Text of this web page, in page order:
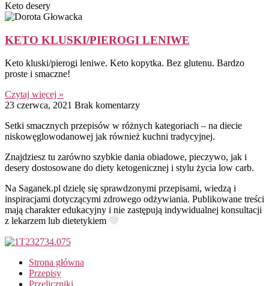
Keto desery
KETO KLUSKI/PIEROGI LENIWE
Keto kluski/pierogi leniwe. Keto kopytka. Bez glutenu. Bardzo
proste i smaczne!
Czytaj więcej »
23 czerwca, 2021 Brak komentarzy
Setki smacznych przepisów w różnych kategoriach – na diecie
niskowęglowodanowej jak również kuchni tradycyjnej.
Znajdziesz tu zarówno szybkie dania obiadowe, pieczywo, jak i
desery dostosowane do diety ketogenicznej i stylu życia low carb.
Na Saganek.pl dzielę się sprawdzonymi przepisami, wiedzą i
inspiracjami dotyczącymi zdrowego odżywiania. Publikowane treści
mają charakter edukacyjny i nie zastępują indywidualnej konsultacji
z lekarzem lub dietetykiem
Strona główna
Przepisy
Przeliczniki